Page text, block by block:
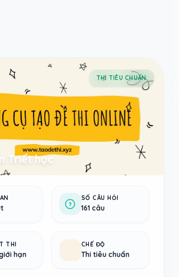
THI TIÊU CHUẨN
Triết học
SỐ CÂU HỎI
161 câu
THI
hạn
CHẾ ĐỘ
Thi tiêu chuẩn